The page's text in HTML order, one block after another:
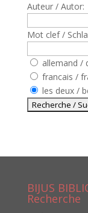
Auteur / Autor:
Mot clef /
allemand /
francais /
les deux /
BIJUS
Recherche